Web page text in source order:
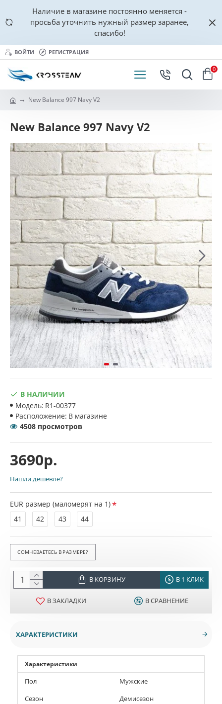
Наличие в магазине постоянно меняется -
просьба уточнить нужный размер заранее,
спасибо!
ВОЙТИ РЕГИСТРАЦИЯ
0
New Balance 997 Navy V2
New Balance 997 Navy V2
3690р.
В НАЛИЧИИ
Модель: R1-00377
Расположение: В магазине
4508 просмотров
EUR размер (маломерят на 1)
41
42 43 44
В КОРЗИНУ В 1 КЛИК
В ЗАКЛАДКИ В СРАВНЕНИЕ
Нашли дешевле?
ХАРАКТЕРИСТИКИ
Характеристики
Пол
Мужские
Сезон
Демисезон
СОМНЕВАЕТЕСЬ В РАЗМЕРЕ?